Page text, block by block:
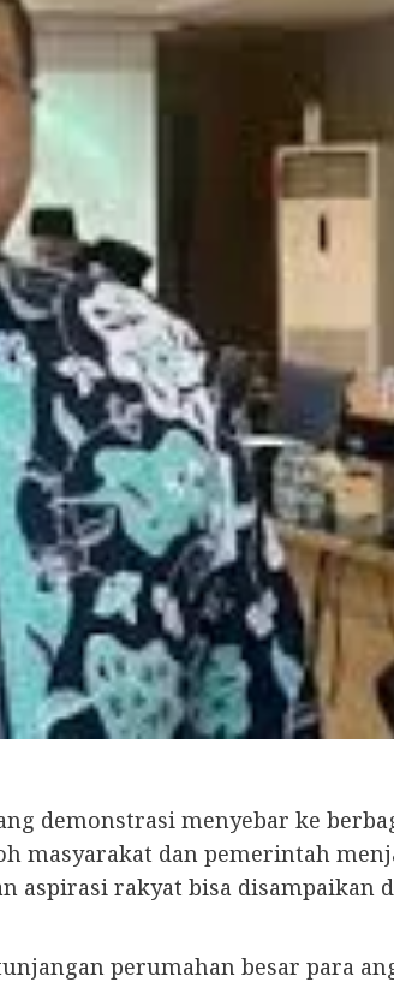
demonstrasi menyebar ke
masyarakat dan pemerintah
aspirasi rakyat bisa disampaikan
perumahan besar para